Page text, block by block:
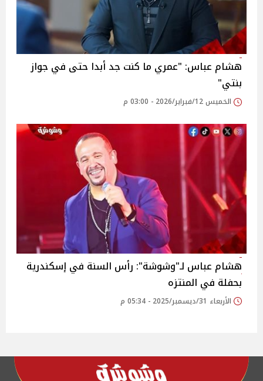
هشام عباس: "عمري ما كنت جد أبدا حتى في جواز
بنتي"
الخميس 12/فبراير/2026 - 03:00 م
هشام عباس لـ"وشوشة": رأس السنة في إسكندرية
بحفلة في المنتزه
الأربعاء 31/ديسمبر/2025 - 05:34 م